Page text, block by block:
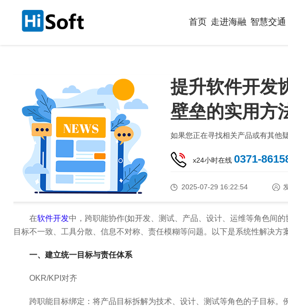
首页 走进海融 智慧交通
提升软件开发
壁垒的实用方
如果您正在寻找相关产品或有其他
x24小时在线 0371-
2025-07-29 16:22:54
在软件开发中，跨职能协作(如开发、测试、产品、设计、运维等角色间
目标不一致、工具分散、信息不对称、责任模糊等问题。以下是系统性解决方
一、建立统一目标与责任体系
OKR/KPI对齐
跨职能目标绑定：将产品目标拆解为技术、设计、测试等角色的子目标。